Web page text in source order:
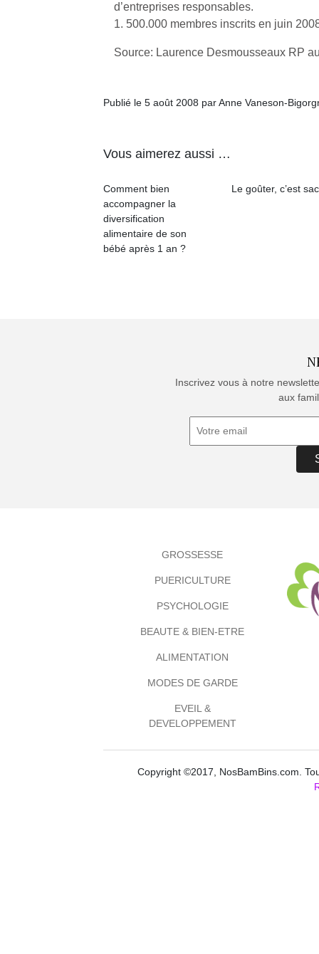
d’entreprises responsables.
1. 500.000 membres inscrits en juin
Source: Laurence Desmousseaux RP
Publié le 5 août 2008 par Anne Vaneson-
Vous aimerez aussi …
Comment bien
accompagner la
diversification
alimentaire de son
bébé après 1 an ?
Le goûter, c’est
Inscrivez vous à notre
aux
GROSSESSE
PUERICULTURE
PSYCHOLOGIE
BEAUTE & BIEN-ETRE
ALIMENTATION
MODES DE GARDE
EVEIL &
DEVELOPPEMENT
Copyright ©2017, NosBamBins.com.